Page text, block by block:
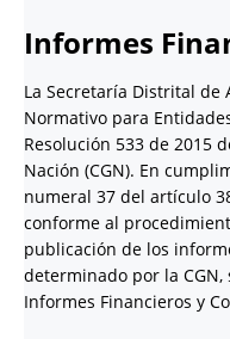
Informes
La Secretaría Distrital de
Normativo para
Resolución 533 de 2015
Nación (CGN). En
numeral 37 del artículo
conforme al
publicación de los
determinado por la
Informes Financieros y